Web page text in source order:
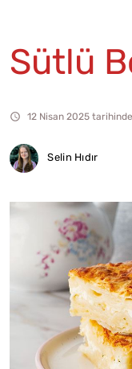
Sütlü
12 Nisan 2025
Selin Hıdır